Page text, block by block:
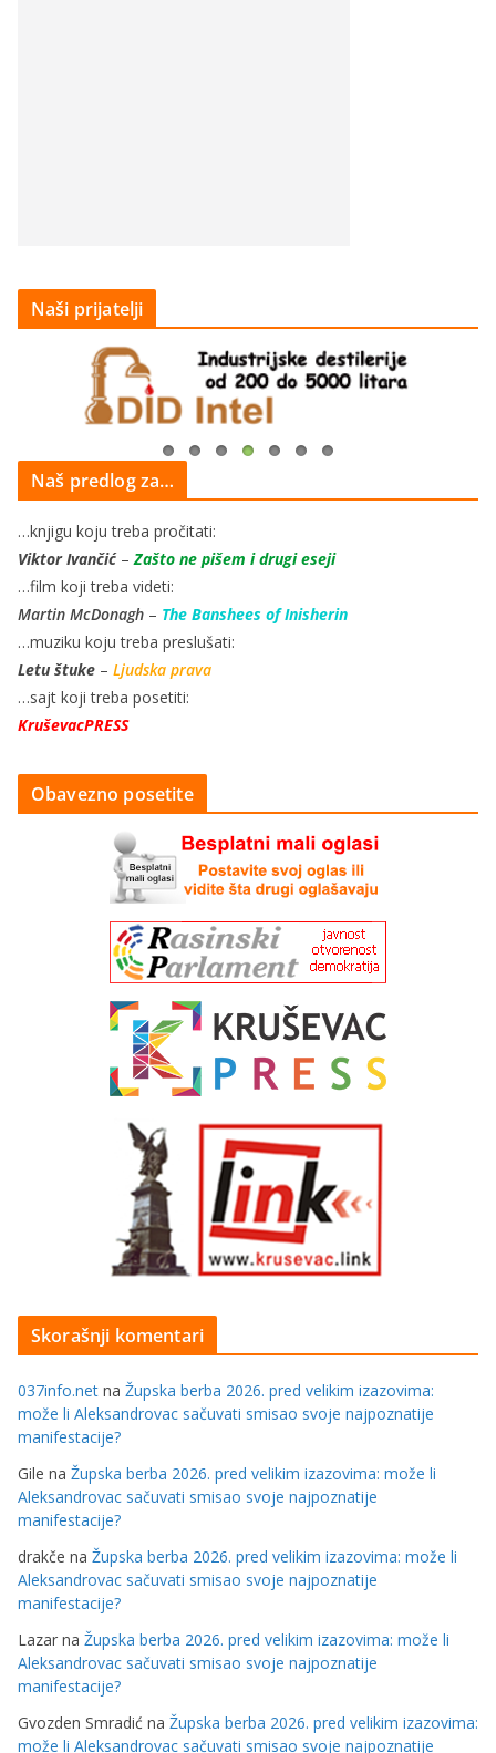
Naši prijatelji
Naš predlog za…
…knjigu koju treba pročitati:
Viktor Ivančić–Zašto ne pišem i drugi eseji
…film koji treba videti:
Martin McDonagh – The Banshees of Inisherin
…muziku koju treba preslušati:
Letu štuke – Ljudska prava
…sajt koji treba posetiti:
KruševacPRESS
Obavezno posetite
Skorašnji komentari
037info.net na Župska berba 2026. pred velikim izazovima:
može li Aleksandrovac sačuvati smisao svoje najpoznatije
manifestacije?
Gile na Župska berba 2026. pred velikim izazovima: može li
Aleksandrovac sačuvati smisao svoje najpoznatije
manifestacije?
drakče na Župska berba 2026. pred velikim izazovima: može li
Aleksandrovac sačuvati smisao svoje najpoznatije
manifestacije?
Lazar na Župska berba 2026. pred velikim izazovima: može li
Aleksandrovac sačuvati smisao svoje najpoznatije
manifestacije?
Gvozden Smradić na Župska berba 2026. pred velikim izazovima:
može li Aleksandrovac sačuvati smisao svoje najpoznatije